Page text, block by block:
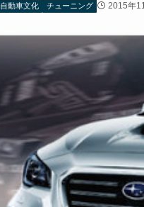
自動車文化 チューニング 2015年